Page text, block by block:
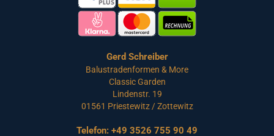
Gerd Schreiber
Balustradenformen & More
Classic Garden
Lindenstr. 19
01561 Priestewitz / Zottewitz
Telefon: +49 3526 755 90 49